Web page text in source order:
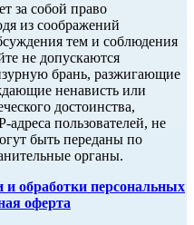
за собой право
из соображений
тем и соблюдения
не допускаются
брань, разжигающие
ненависть или
достоинства,
пользователей, не
быть переданы по
органы.
обработки персональных
оферта